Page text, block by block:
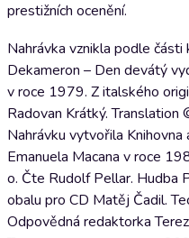
prestižních ocenění.
Nahrávka vznikla podle části
Dekameron – Den devátý
v roce 1979. Z italského
Radovan Krátký.
Nahrávku vytvořila
Emanuela Macana v roce
o. Čte Rudolf Pellar. Hudba
obalu pro CD Matěj Čadil.
Odpovědná redaktorka